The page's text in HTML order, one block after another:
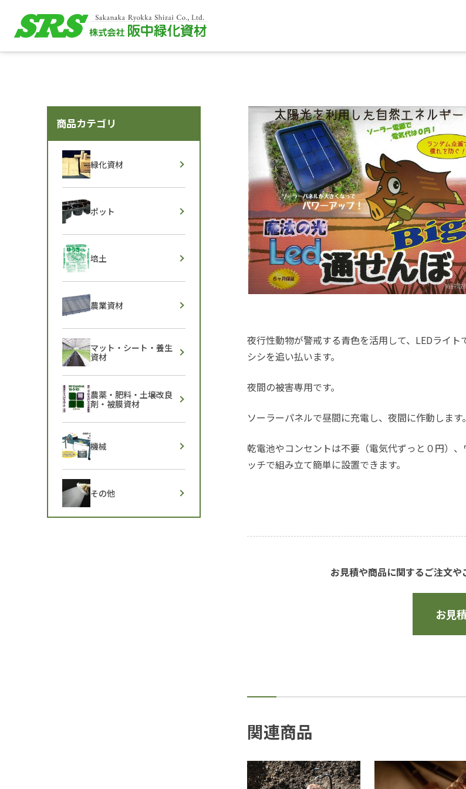
夜行性動物が警戒する青色を活用して、LEDライト
シシを追い払います。
夜間の被害専用です。
ソーラーパネルで昼間に充電し、夜間に作動します。
乾電池やコンセントは不要（電気代ずっと０円）、
ッチで組み立て簡単に設置できます。
お見積や商品に関するご注文や
お見
関連商品
商品カテゴリ
緑化資材
ポット
培土
農業資材
マット・シート・養生
資材
農薬・肥料・土壌改良
剤・被膜資材
機械
その他